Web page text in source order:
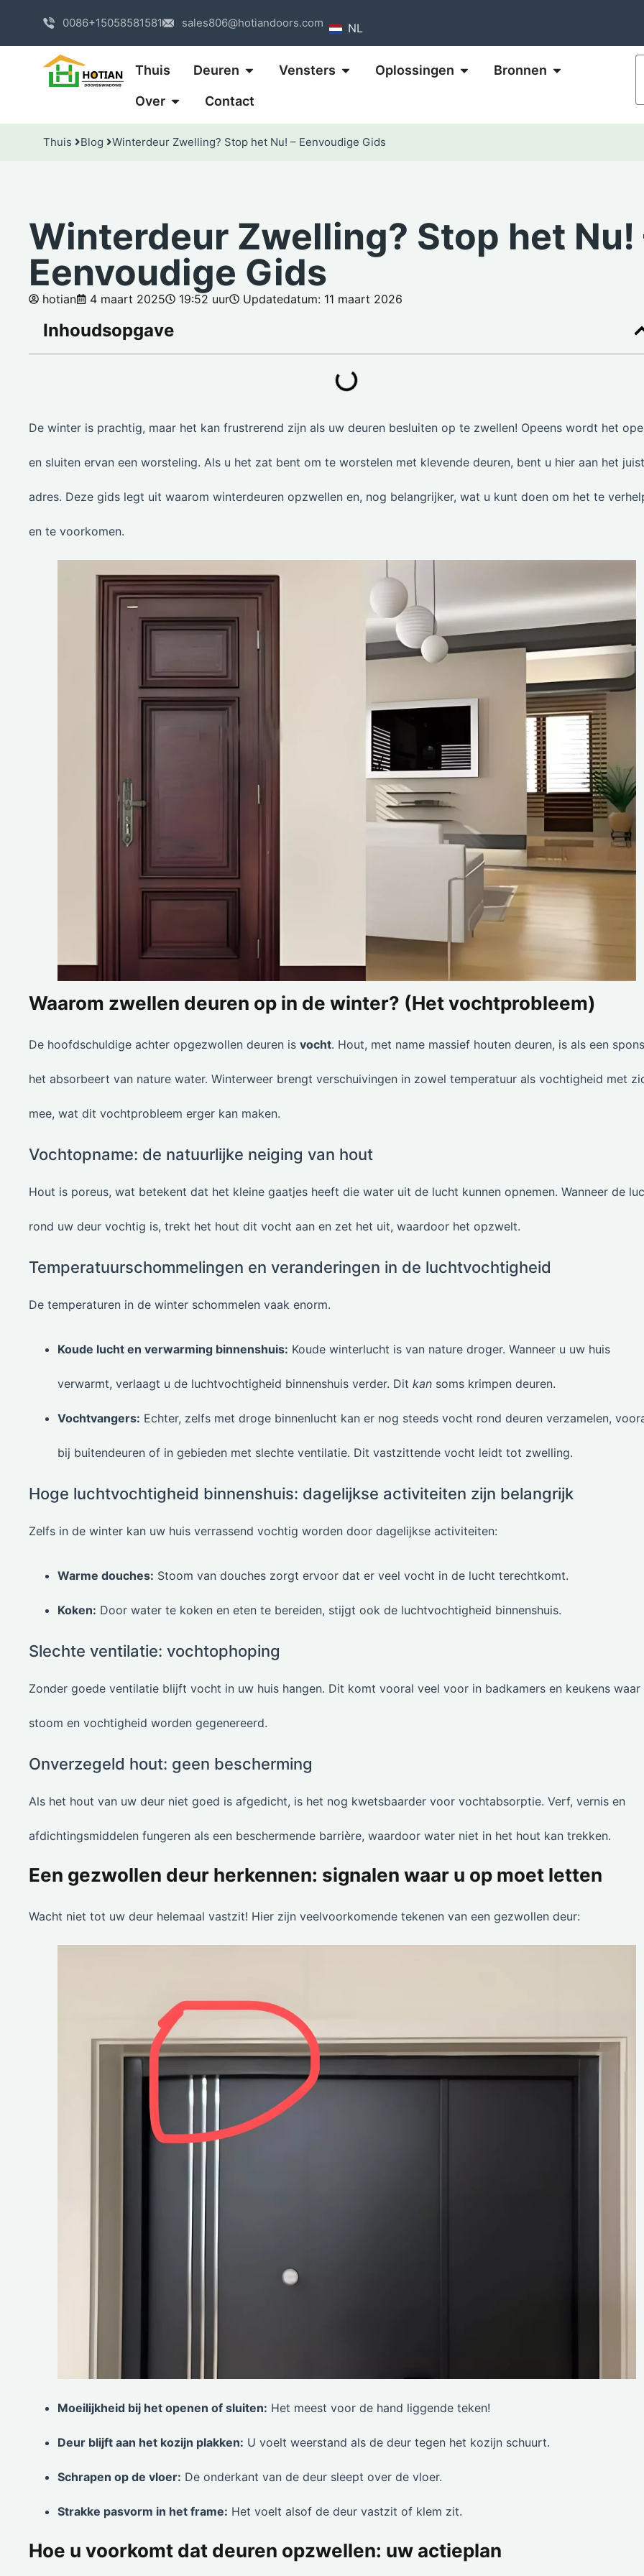
0086+15058581581 sales806@hotiandoors.com NL
Thuis Deuren Vensters Oplossingen Bronnen
Over Contact
Thuis Blog Winterdeur Zwelling? Stop het Nu! – Eenvoudige Gids
Winterdeur Zwelling? Stop het Nu!
Eenvoudige Gids
hotian 4 maart 2025 19:52 uur Updatedatum: 11 maart 2026
Inhoudsopgave
De winter is prachtig, maar het kan frustrerend zijn als uw deuren besluiten op te zwellen! Opeens wordt het
en sluiten ervan een worsteling. Als u het zat bent om te worstelen met klevende deuren, bent u hier aan het
adres. Deze gids legt uit waarom winterdeuren opzwellen en, nog belangrijker, wat u kunt doen om het te
en te voorkomen.
Waarom zwellen deuren op in de winter? (Het vochtprobleem)
De hoofdschuldige achter opgezwollen deuren is vocht. Hout, met name massief houten deuren, is als een
het absorbeert van nature water. Winterweer brengt verschuivingen in zowel temperatuur als vochtigheid met
mee, wat dit vochtprobleem erger kan maken.
Vochtopname: de natuurlijke neiging van hout
Hout is poreus, wat betekent dat het kleine gaatjes heeft die water uit de lucht kunnen opnemen. Wanneer de
rond uw deur vochtig is, trekt het hout dit vocht aan en zet het uit, waardoor het opzwelt.
Temperatuurschommelingen en veranderingen in de luchtvochtigheid
De temperaturen in de winter schommelen vaak enorm.
Koude lucht en verwarming binnenshuis: Koude winterlucht is van nature droger. Wanneer u uw huis
verwarmt, verlaagt u de luchtvochtigheid binnenshuis verder. Dit kan soms krimpen deuren.
Vochtvangers: Echter, zelfs met droge binnenlucht kan er nog steeds vocht rond deuren verzamelen,
bij buitendeuren of in gebieden met slechte ventilatie. Dit vastzittende vocht leidt tot zwelling.
Hoge luchtvochtigheid binnenshuis: dagelijkse activiteiten zijn belangrijk
Zelfs in de winter kan uw huis verrassend vochtig worden door dagelijkse activiteiten:
Warme douches: Stoom van douches zorgt ervoor dat er veel vocht in de lucht terechtkomt.
Koken: Door water te koken en eten te bereiden, stijgt ook de luchtvochtigheid binnenshuis.
Slechte ventilatie: vochtophoping
Zonder goede ventilatie blijft vocht in uw huis hangen. Dit komt vooral veel voor in badkamers en keukens waar
stoom en vochtigheid worden gegenereerd.
Onverzegeld hout: geen bescherming
Als het hout van uw deur niet goed is afgedicht, is het nog kwetsbaarder voor vochtabsorptie. Verf, vernis en
afdichtingsmiddelen fungeren als een beschermende barrière, waardoor water niet in het hout kan trekken.
Een gezwollen deur herkennen: signalen waar u op moet letten
Wacht niet tot uw deur helemaal vastzit! Hier zijn veelvoorkomende tekenen van een gezwollen deur:
Moeilijkheid bij het openen of sluiten: Het meest voor de hand liggende teken!
Deur blijft aan het kozijn plakken: U voelt weerstand als de deur tegen het kozijn schuurt.
Schrapen op de vloer: De onderkant van de deur sleept over de vloer.
Strakke pasvorm in het frame: Het voelt alsof de deur vastzit of klem zit.
Hoe u voorkomt dat deuren opzwellen: uw actieplan